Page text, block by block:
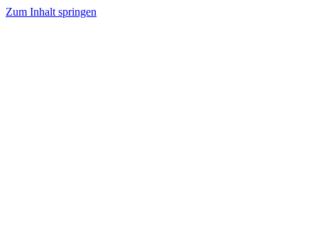
Zum Inhalt springen